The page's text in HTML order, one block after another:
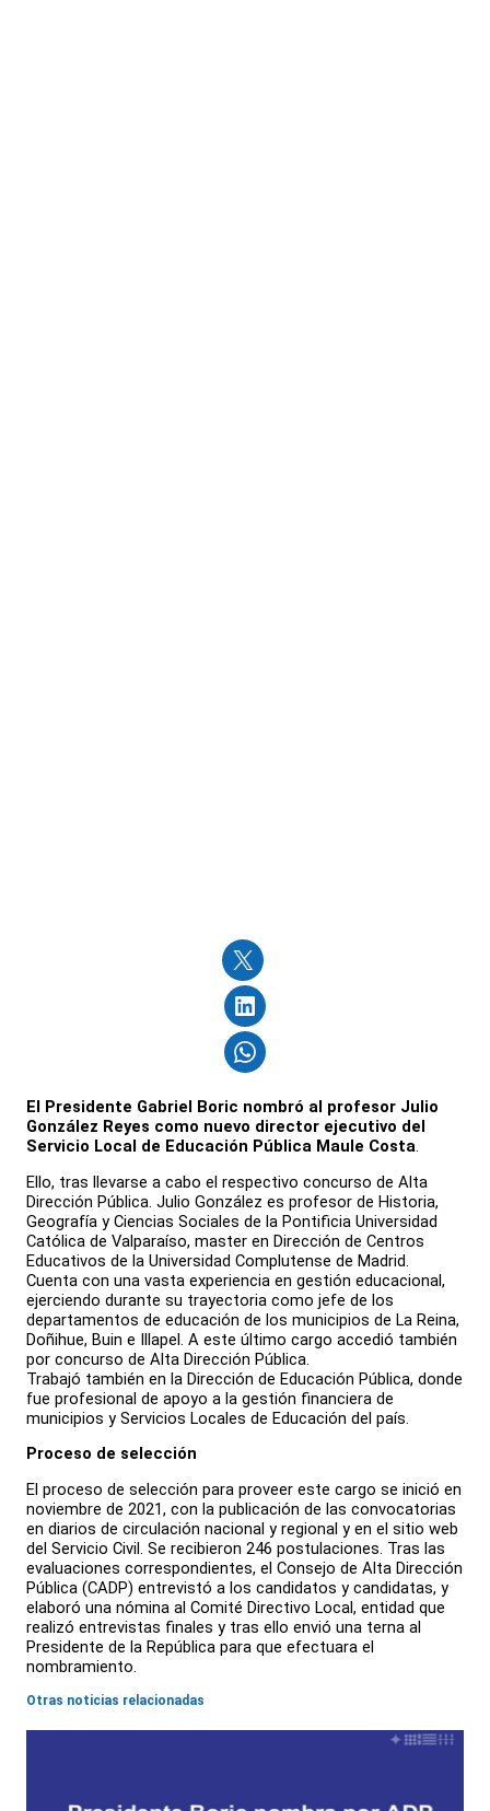
El Presidente Gabriel Boric nombró al profesor Julio
González Reyes como nuevo director ejecutivo del
Servicio Local de Educación Pública Maule Costa.
Ello, tras llevarse a cabo el respectivo concurso de Alta
Dirección Pública. Julio González es profesor de Historia,
Geografía y Ciencias Sociales de la Pontificia Universidad
Católica de Valparaíso, master en Dirección de Centros
Educativos de la Universidad Complutense de Madrid.
Cuenta con una vasta experiencia en gestión educacional,
ejerciendo durante su trayectoria como jefe de los
departamentos de educación de los municipios de La Reina,
Doñihue, Buin e Illapel. A este último cargo accedió también
por concurso de Alta Dirección Pública.
Trabajó también en la Dirección de Educación Pública, donde
fue profesional de apoyo a la gestión financiera de
municipios y Servicios Locales de Educación del país.
Proceso de selección
El proceso de selección para proveer este cargo se inició en
noviembre de 2021, con la publicación de las convocatorias
en diarios de circulación nacional y regional y en el sitio web
del Servicio Civil. Se recibieron 246 postulaciones. Tras las
evaluaciones correspondientes, el Consejo de Alta Dirección
Pública (CADP) entrevistó a los candidatos y candidatas, y
elaboró una nómina al Comité Directivo Local, entidad que
realizó entrevistas finales y tras ello envió una terna al
Presidente de la República para que efectuara el
nombramiento.
Otras noticias relacionadas